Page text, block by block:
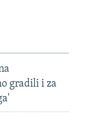
gradili i za